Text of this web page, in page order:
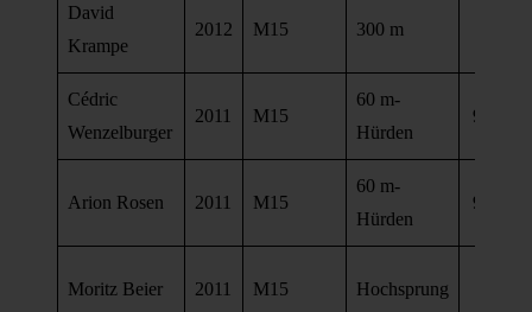
David
Krampe
2012 M15 300 m
Cédric
Wenzelburger
2011 M15
60 m-
Hürden
9,47
Arion Rosen 2011 M15
60 m-
Hürden
9,76
Moritz Beier 2011 M15 Hochsprung